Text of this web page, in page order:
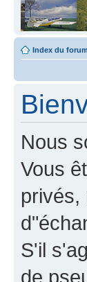
Index du forum
Nous
Vous
privés,
S'il
de